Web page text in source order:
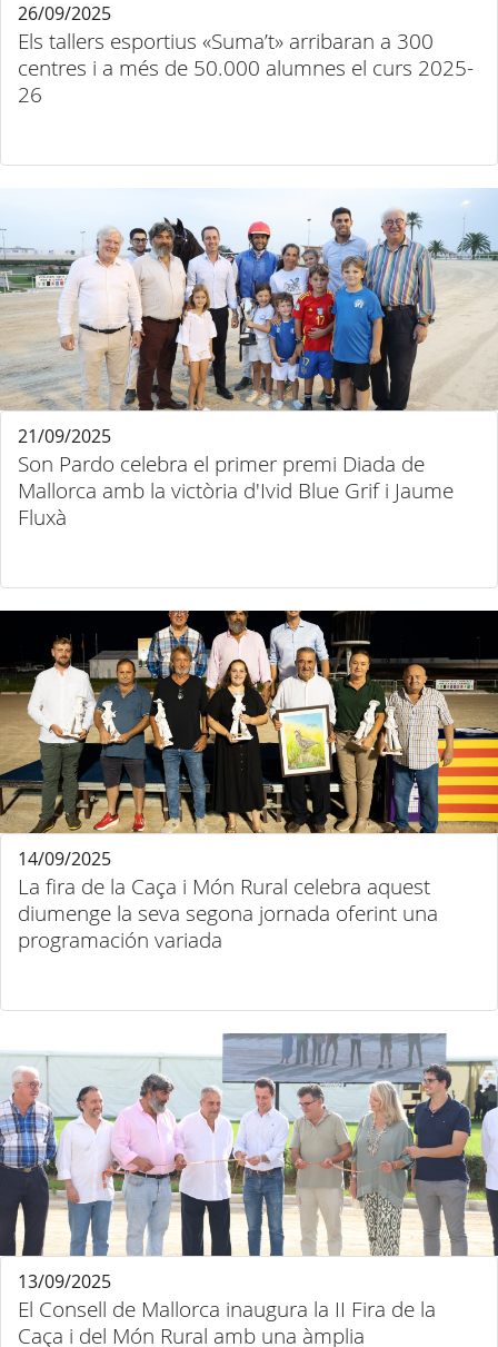
Els tallers esportius «Suma’t» arribaran a 300
centres i a més de 50.000 alumnes el curs 2025-
26
26/09/2025
Son Pardo celebra el primer premi Diada de
Mallorca amb la victòria d'Ivid Blue Grif i Jaume
Fluxà
21/09/2025
La fira de la Caça i Món Rural celebra aquest
diumenge la seva segona jornada oferint una
programación variada
14/09/2025
El Consell de Mallorca inaugura la II Fira de la
Caça i del Món Rural amb una àmplia
13/09/2025